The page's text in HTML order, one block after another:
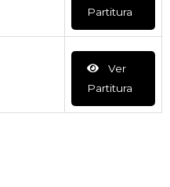
Partitura
Ver
Partitura